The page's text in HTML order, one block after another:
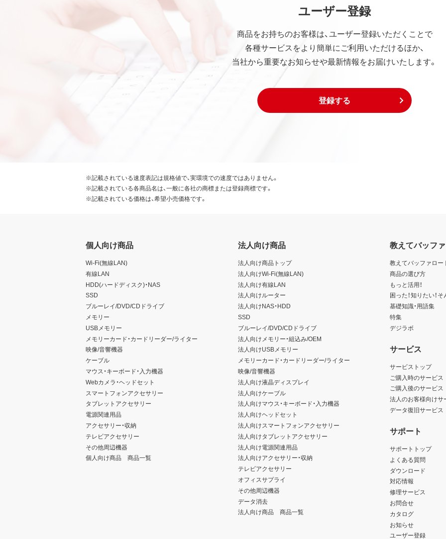
ユーザー登録
商品をお持ちのお客様は、ユーザー登録いただくことで
各種サービスをより簡単にご利用いただけるほか、
当社から重要なお知らせや最新情報をお届けいたします。
登録する
※記載されている速度表記は規格値で、実環境での速度ではありません。
※記載されている各商品名は、一般に各社の商標または登録商標です。
※記載されている価格は、希望小売価格です。
個人向け商品
Wi-Fi(無線LAN)
有線LAN
HDD(ハードディスク)・NAS
SSD
ブルーレイ/DVD/CDドライブ
メモリー
USBメモリー
メモリーカード・カードリーダー/ライター
映像/音響機器
ケーブル
マウス・キーボード・入力機器
Webカメラ・ヘッドセット
スマートフォンアクセサリー
タブレットアクセサリー
電源関連用品
アクセサリー・収納
テレビアクセサリー
その他周辺機器
個人向け商品 商品一覧
法人向け商品
法人向け商品トップ
法人向けWi-Fi(無線LAN)
法人向け有線LAN
法人向けルーター
法人向けNAS・HDD
SSD
ブルーレイ/DVD/CDドライブ
法人向けメモリー・組込み/OEM
法人向けUSBメモリー
メモリーカード・カードリーダー/ライター
映像/音響機器
法人向け液晶ディスプレイ
法人向けケーブル
法人向けマウス・キーボード・入力機器
法人向けヘッドセット
法人向けスマートフォンアクセサリー
法人向けタブレットアクセサリー
法人向け電源関連用品
法人向けアクセサリー・収納
テレビアクセサリー
オフィスサプライ
その他周辺機器
データ消去
法人向け商品 商品一覧
教えてバッフ
教えてバッファロー
商品の選び方
もっと活用！
困った！知りたい！
基礎知識・用語集
特集
デジラボ
サービス
サービストップ
ご購入時のサービス
ご購入後のサービス
法人のお客様向けサ
データ復旧サービス
サポート
サポートトップ
よくある質問
ダウンロード
対応情報
修理サービス
お問合せ
カタログ
お知らせ
ユーザー登録